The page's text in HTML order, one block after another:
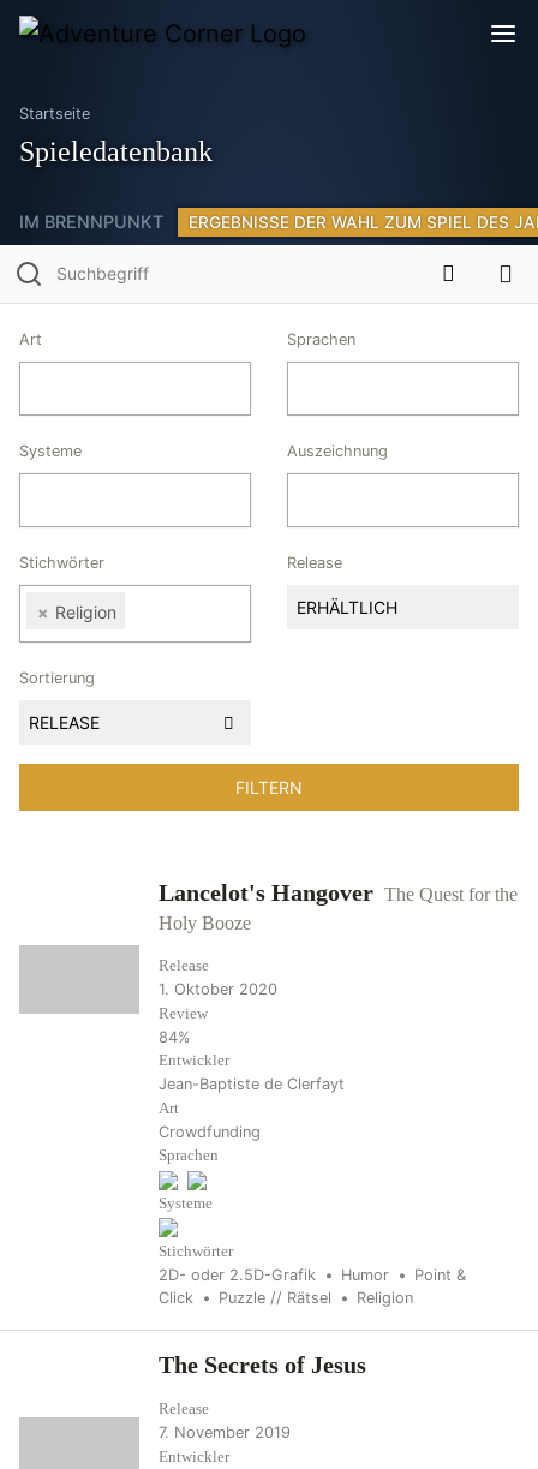
Startseite
Spieledatenbank
IM BRENNPUNKT ERGEBNISSE DER WAHL ZUM SPIEL DES
Art Sprachen
Systeme Auszeichnung
Stichwörter
× Religion
Release
ERHÄLTLICH
Sortierung
RELEASE
Lancelot's Hangover The Quest for the
Holy Booze
Release
1. Oktober 2020
Review
84%
Entwickler
Jean-Baptiste de Clerfayt
Art
Crowdfunding
Sprachen
Systeme
Stichwörter
2D- oder 2.5D-Grafik Humor
Point &
Click
Puzzle // Rätsel Religion
The Secrets of Jesus
Release
7. November 2019
Entwickler